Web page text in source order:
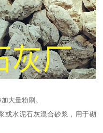
大量粉刷。
或水泥石灰混合砂浆，用于砌